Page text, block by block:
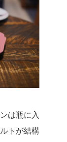
は瓶に入
トが結構